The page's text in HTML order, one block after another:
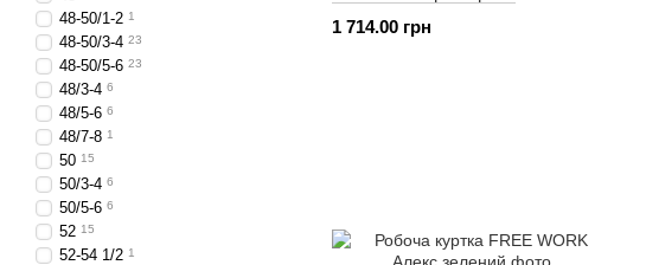
1 714.00 грн
48-50/1-2 1
48-50/3-4 23
48-50/5-6 23
48/3-4 6
48/5-6 6
48/7-8 1
50 15
50/3-4 6
50/5-6 6
52 15
52-54 1/2 1